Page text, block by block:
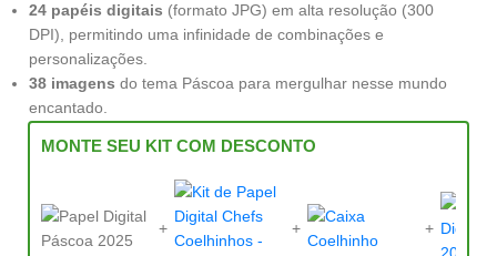
24 papéis digitais (formato JPG) em alta resolução (300
DPI), permitindo uma infinidade de combinações e
personalizações.
38 imagens do tema Páscoa para mergulhar nesse mundo
encantado.
MONTE SEU KIT COM DESCONTO